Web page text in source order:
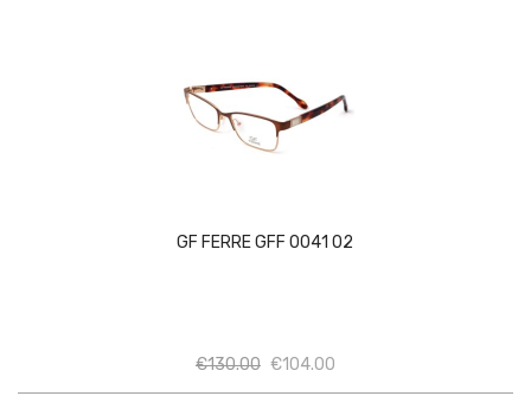
GF FERRE GFF 0041 02
€130.00 Ποσότητα
€104.00